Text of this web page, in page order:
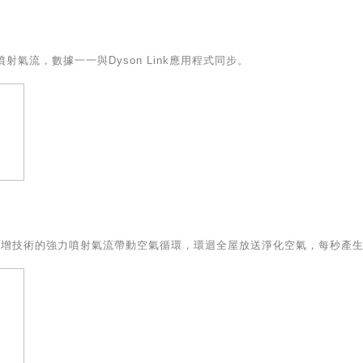
射氣流，數據一一與Dyson Link應用程式同步。
術的強力噴射氣流帶動空氣循環，環迴全屋放送淨化空氣，每秒產